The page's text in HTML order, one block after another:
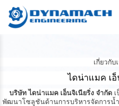
เกี่ยวกับ
ไดน่าแมค เอ็
บริษัท ไดน่าแมค เอ็นจิเนียริ่ง จำกัด
พัฒนาโซลูชันด้านการบริหารจัดการน้